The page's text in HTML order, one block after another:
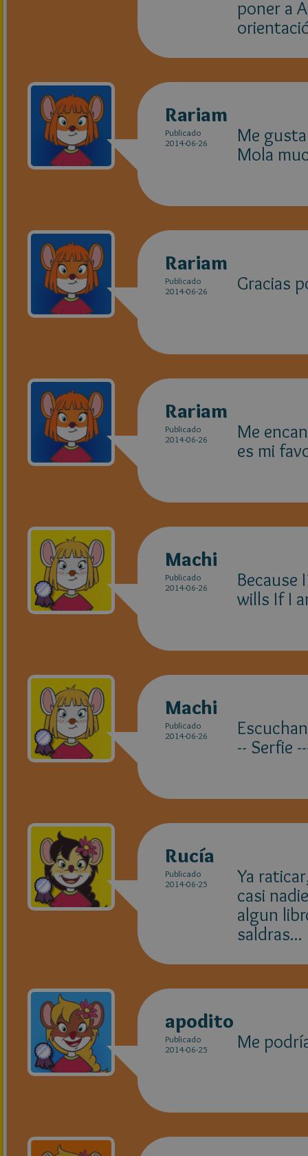
poner a
Rariam
Publicado
2014-06-26
Me
Mola
Rariam
Publicado
2014-06-26
Gracias
Rariam
Publicado
2014-06-26
Me
es mi
Machi
Publicado
2014-06-26
Because
wills If I
Machi
Publicado
2014-06-26
-- Serfie
Rucía
Publicado
2014-06-25
Ya
casi
algun
saldras...
apodito
Publicado
2014-06-25
Me